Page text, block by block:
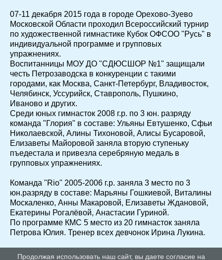
07-11 декабря 2015 года в городе Орехово-Зуево
Московской Области проходил Всероссийский турнир
по художественной гимнастике Кубок ОФСОО "Русь" в
индивидуальной программе и групповых
упражнениях.
Воспитанницы МОУ ДО "СДЮСШОР №1" защищали
честь Петрозаводска в конкуренции с такими
городами, как Москва, Санкт-Петербург, Владивосток,
Челябинск, Уссурийск, Ставрополь, Пушкино,
Иваново и других.
Среди юных гимнасток 2008 г.р. по 3 юн. разряду
команда "Глория" в составе: Ульяны Евтушенко, Сфьи
Николаевской, Алины Тихоновой, Алисы Бусаровой,
Елизаветы Майоровой заняла вторую ступеньку
пъедестала и привезла серебряную медаль в
групповых упражнениях.
Команда "Rio" 2005-2006 г.р. заняла 3 место по 3
юн.разряду в составе: Марьяны Гошкиевой, Виталины
Москаленко, Анны Макаровой, Елизаветы Ждановой,
Екатерины Рогалёвой, Анастасии Гуриной.
По программе КМС 5 место из 20 гимнасток заняла
Петрова Юлия. Тренер всех девчонок Ирина Лукина.
Продолжая использовать наш сайт, вы даете согласие на